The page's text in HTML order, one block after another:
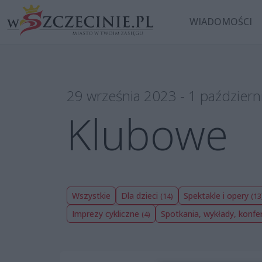
WIADOMOŚCI
29 września 2023 - 1
Klubowe
Wszystkie Dla dzieci (14) Spektakle i opery
Imprezy cykliczne (4) Spotkania, wykłady,